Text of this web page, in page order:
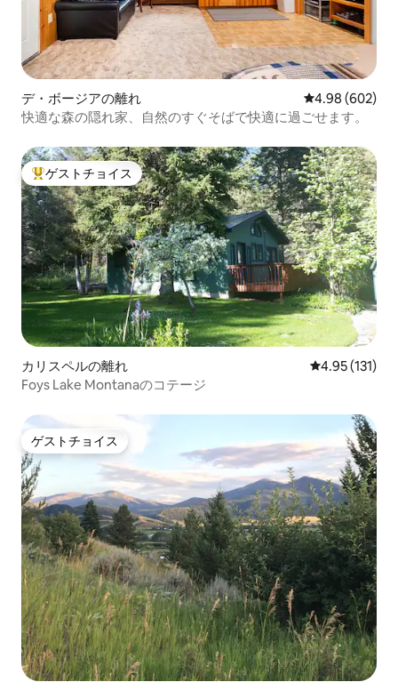
デ・ボージアの離れ レビュー602
4.98 (602)
快適な森の隠れ家、自然のすぐそばで快適に過ごせます。
大好評のゲストチョイスです。
ゲストチョイス
カリスペルの離れ レビュー131
4.95 (131)
Foys Lake Montanaのコテージ
ゲストチョイス
ゲストチョイス